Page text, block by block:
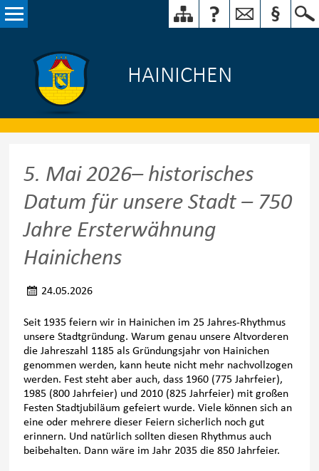
HAINICHEN
5. Mai 2026– historisches
Datum für unsere Stadt – 750
Jahre Ersterwähnung
Hainichens
24.05.2026
Seit 1935 feiern wir in Hainichen im 25 Jahres-Rhythmus
unsere Stadtgründung. Warum genau unsere Altvorderen
die Jahreszahl 1185 als Gründungsjahr von Hainichen
genommen werden, kann heute nicht mehr nachvollzogen
werden. Fest steht aber auch, dass 1960 (775 Jahrfeier),
1985 (800 Jahrfeier) und 2010 (825 Jahrfeier) mit großen
Festen Stadtjubiläum gefeiert wurde. Viele können sich an
eine oder mehrere dieser Feiern sicherlich noch gut
erinnern. Und natürlich sollten diesen Rhythmus auch
beibehalten. Dann wäre im Jahr 2035 die 850 Jahrfeier.